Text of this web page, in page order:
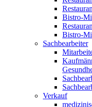
Bistro-
Bistro-
Sachbearbeiter
Verkauf